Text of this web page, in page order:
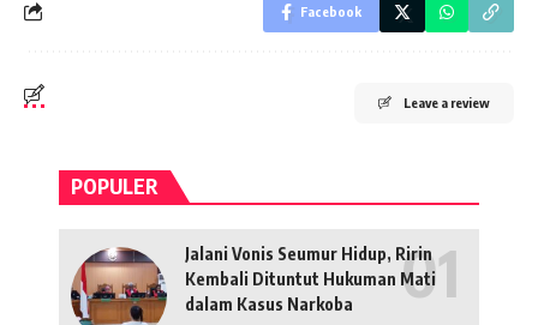
Facebook
Leave a review
POPULER
Jalani Vonis Seumur Hidup, Ririn
Kembali Dituntut Hukuman Mati
dalam Kasus Narkoba